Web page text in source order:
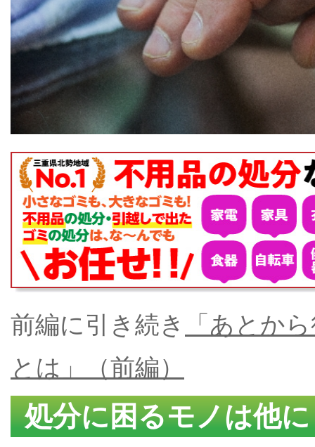
前編に引き続き
「あとか
とは」（前編）
処分に困るモノは他